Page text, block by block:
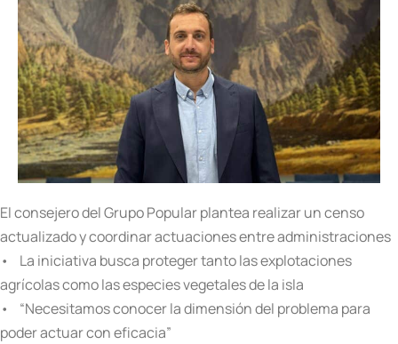
El consejero del Grupo Popular plantea realizar un censo
actualizado y coordinar actuaciones entre administraciones
• La iniciativa busca proteger tanto las explotaciones
agrícolas como las especies vegetales de la isla
• “Necesitamos conocer la dimensión del problema para
poder actuar con eficacia”